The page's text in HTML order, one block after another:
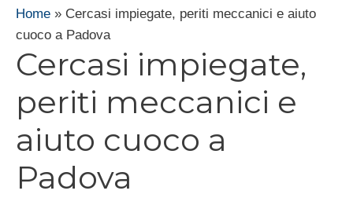
Home » Cercasi impiegate, periti meccanici e aiuto
cuoco a Padova
Cercasi impiegate,
periti meccanici e
aiuto cuoco a
Padova